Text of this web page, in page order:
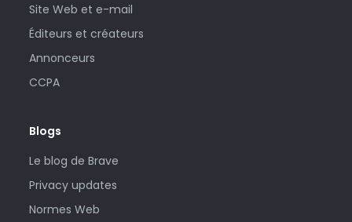
Site Web et e-mail
Éditeurs et créateurs
Annonceurs
CCPA
Blogs
Le blog de Brave
Privacy updates
Normes Web